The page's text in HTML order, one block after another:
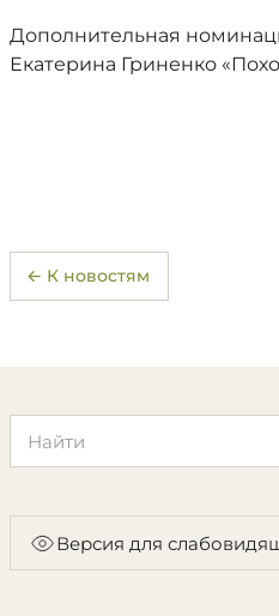
Дополнительная
Екатерина Гриненко
← К новостям
Версия для